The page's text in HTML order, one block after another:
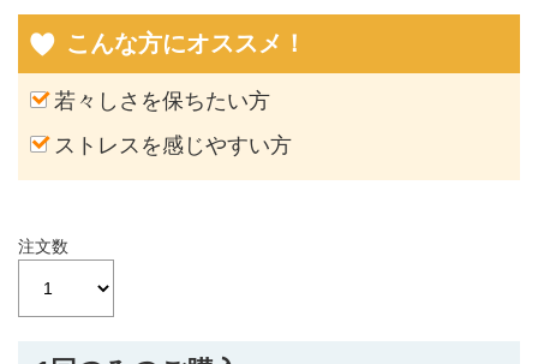
こんな方にオススメ！
若々しさを保ちたい方
ストレスを感じやすい方
注文数